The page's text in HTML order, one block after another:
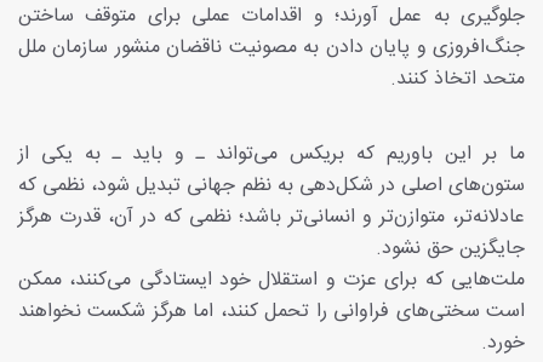
جلوگیری به عمل آورند؛ و اقدامات عملی برای متوقف ساختن
جنگ‌افروزی و پایان دادن به مصونیت ناقضان منشور سازمان ملل
متحد اتخاذ کنند.
ما بر این باوریم که بریکس می‌تواند ـ و باید ـ به یکی از
ستون‌های اصلی در شکل‌دهی به نظم جهانی تبدیل شود، نظمی که
عادلانه‌تر، متوازن‌تر و انسانی‌تر باشد؛ نظمی که در آن، قدرت هرگز
جایگزین حق نشود.
ملت‌هایی که برای عزت و استقلال خود ایستادگی می‌کنند، ممکن
است سختی‌های فراوانی را تحمل کنند، اما هرگز شکست نخواهند
خورد.